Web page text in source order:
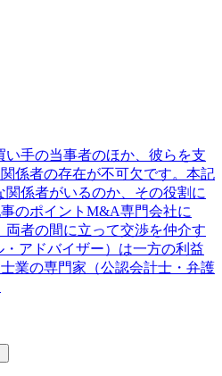
手の当事者のほか、彼らを支
係者の存在が不可欠です。本記
係者がいるのか、その役割に
のポイントM&A専門会社に
者の間に立って交渉を仲介す
アドバイザー）は一方の利益
業の専門家（公認会計士・弁護